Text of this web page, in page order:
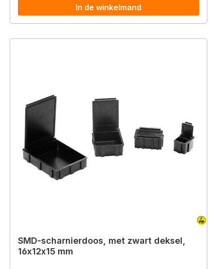
In de winkelmand
SMD-scharnierdoos, met zwart deksel,
16x12x15 mm